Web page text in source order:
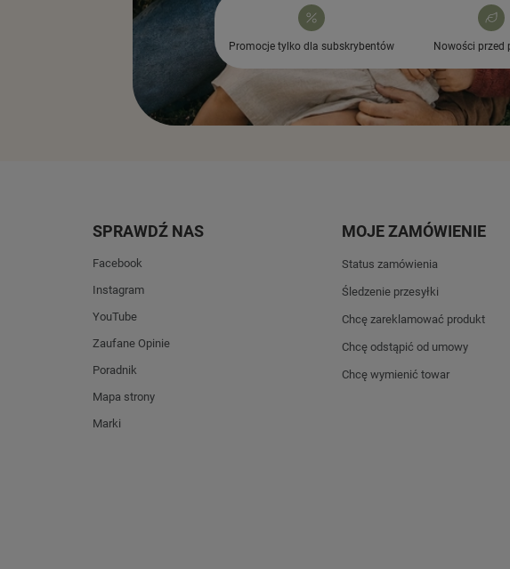
Promocje tylko dla subskrybentów Nowości przed
SPRAWDŹ NAS
Facebook
Instagram
YouTube
Zaufane Opinie
Poradnik
Mapa strony
Marki
MOJE ZAMÓWIENIE
Status zamówienia
Śledzenie przesyłki
Chcę zareklamować produkt
Chcę odstąpić od umowy
Chcę wymienić towar